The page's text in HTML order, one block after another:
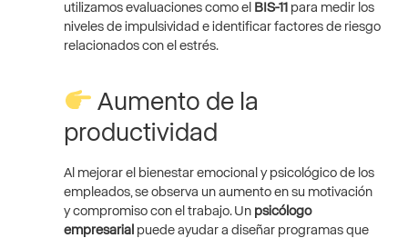
utilizamos evaluaciones como el BIS-11 para medir los
niveles de impulsividad e identificar factores de riesgo
relacionados con el estrés.
Aumento de la
productividad
Al mejorar el bienestar emocional y psicológico de los
empleados, se observa un aumento en su motivación
y compromiso con el trabajo. Un psicólogo
empresarial puede ayudar a diseñar programas que